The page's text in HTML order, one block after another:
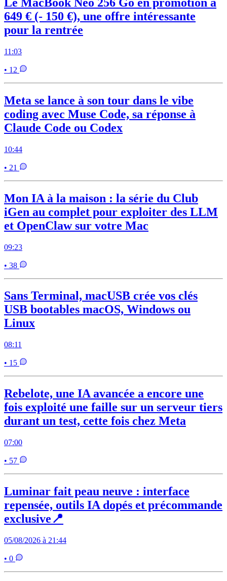
649 € (- 150 €), une offre intéressante
pour la rentrée
11:03
• 12
Meta se lance à son tour dans le vibe
coding avec Muse Code, sa réponse à
Claude Code ou Codex
10:44
• 21
Mon IA à la maison : la série du Club
iGen au complet pour exploiter des LLM
et OpenClaw sur votre Mac
09:23
• 38
Sans Terminal, macUSB crée vos clés
USB bootables macOS, Windows ou
Linux
08:11
• 15
Rebelote, une IA avancée a encore une
fois exploité une faille sur un serveur tiers
durant un test, cette fois chez Meta
07:00
• 57
Luminar fait peau neuve : interface
repensée, outils IA dopés et précommande
exclusive📍
05/08/2026 à 21:44
• 0